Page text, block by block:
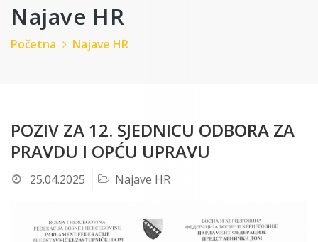
Najave HR
Početna Najave HR
POZIV ZA 12. SJEDNICU ODBORA ZA
PRAVDU I OPĆU UPRAVU
25.04.2025 Najave HR